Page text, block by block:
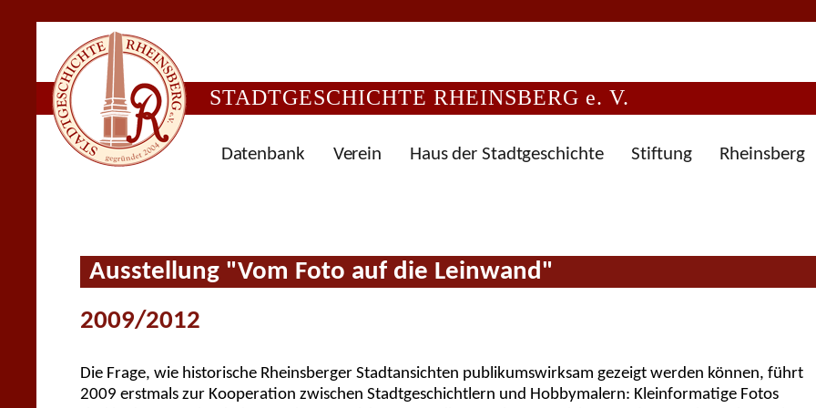
Datenbank Verein Haus der Stadtgeschichte Stiftung Rheinsberg
STADTGESCHICHTE RHEINSBERG e. V.
Ausstellung "Vom Foto auf die Leinwand"
2009/2012
Die Frage, wie historische Rheinsberger Stadtansichten publikumswirksam gezeigt werden können, führt
2009 erstmals zur Kooperation zwischen Stadtgeschichtlern und Hobbymalern: Kleinformatige Fotos